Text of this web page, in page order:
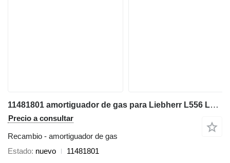
11481801 amortiguador de gas para Liebherr L556 L566 L576 L580 L586 cargadora de ruedas
Precio a consultar
Recambio - amortiguador de gas
Estado nuevo 11481801